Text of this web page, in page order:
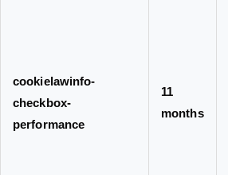
cookielawinfo-
checkbox-
performance
11
months